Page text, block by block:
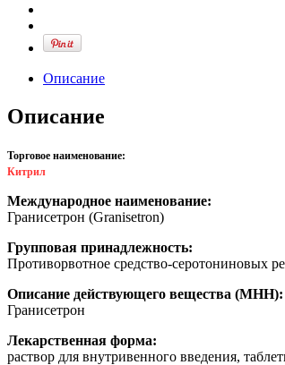
Описание
Описание
Торговое наименование:
Китрил
Международное наименование:
Гранисетрон (Granisetron)
Групповая принадлежность:
Противорвотное средство-серотониновых
Описание действующего вещества (МНН):
Гранисетрон
Лекарственная форма:
раствор для внутривенного введения,